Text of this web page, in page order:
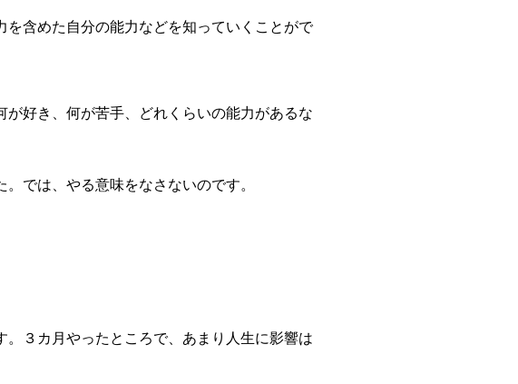
含めた自分の能力などを知っていくことがで
好き、何が苦手、どれくらいの能力があるな
では、やる意味をなさないのです。
。３カ月やったところで、あまり人生に影響は